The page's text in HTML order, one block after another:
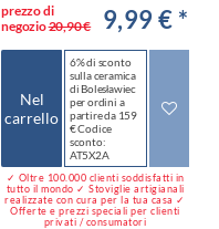
prezzo di
negozio20,90 € 9,99 € *
Nel
carrello
6% di sconto
sulla ceramica
di Bolesławiec
per ordini a
partire da 159
€ Codice
sconto:
AT5X2A
✓ Oltre 100.000 clienti soddisfatti in
tutto il mondo ✓ Stoviglie artigianali
realizzate con cura per la tua casa ✓
Offerte e prezzi speciali per clienti
privati / consumatori